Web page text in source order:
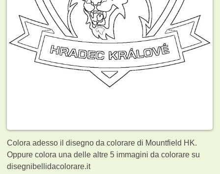
Colora adesso il disegno da colorare di Mountfield HK.
Oppure colora una delle altre 5 immagini da colorare su
disegnibellidacolorare.it